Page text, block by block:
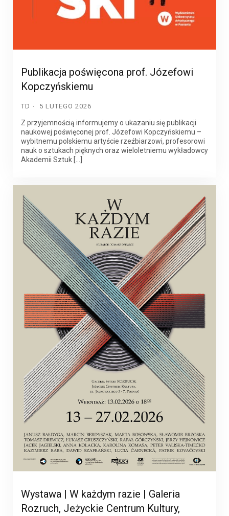
Publikacja poświęcona prof. Józefowi
Kopczyńskiemu
TD 5 LUTEGO 2026
Z przyjemnością informujemy o ukazaniu się publikacji
naukowej poświęconej prof. Józefowi Kopczyńskiemu –
wybitnemu polskiemu artyście rzeźbiarzowi, profesorowi
nauk o sztukach pięknych oraz wieloletniemu wykładowcy
Akademii Sztuk […]
Wystawa | W każdym razie | Galeria
Rozruch, Jeżyckie Centrum Kultury,